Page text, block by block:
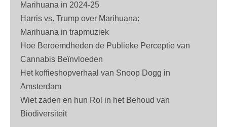
Marihuana in 2024-25
Harris vs. Trump over Marihuana:
Marihuana in trapmuziek
Hoe Beroemdheden de Publieke Perceptie van
Cannabis Beïnvloeden
Het koffieshopverhaal van Snoop Dogg in
Amsterdam
Wiet zaden en hun Rol in het Behoud van
Biodiversiteit